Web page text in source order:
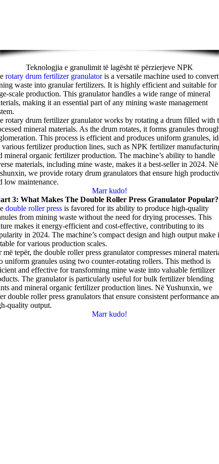
Teknologjia e granulimit të lagësht të përzierjeve NPK
rotary drum fertilizer granulator is a versatile machine used to convert
waste into granular fertilizers. It is highly efficient and suitable for
scale production. This granulator handles a wide range of mineral
, making it an essential part of any mining waste management
.
rotary drum fertilizer granulator works by rotating a drum filled with
mineral materials. As the drum rotates, it forms granules
. This process is efficient and produces uniform granules,
fertilizer production lines, such as NPK fertilizer
mineral organic fertilizer production. The machine’s ability to handle
materials, including mine waste, makes it a best-seller in 2024. Në
we provide rotary drum granulators that ensure high
low maintenance.
Marr kudo!
3:What Makes The Double Roller Press Granulator Popular?
double roller press is favored for its ability to produce high-quality
from mining waste without the need for drying processes. This
makes it energy-efficient and cost-effective, contributing to its
in 2024. The machine’s compact design and high output make
for various production scales.
më tepër, the double roller press granulator compresses mineral
uniform granules using two counter-rotating rollers. This method is
and effective for transforming mine waste into valuable fertilizer
. The granulator is particularly useful for bulk fertilizer blending
and mineral organic fertilizer production lines. Në Yushunxin, we
double roller press granulators that ensure consistent performance
quality output.
Marr kudo!